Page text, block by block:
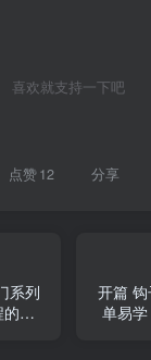
喜欢就支持一下吧
点赞12 分享
系列
详
开篇
单易